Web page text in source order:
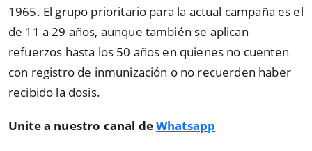
1965. El grupo prioritario para la actual campaña es el
de 11 a 29 años, aunque también se aplican
refuerzos hasta los 50 años en quienes no cuenten
con registro de inmunización o no recuerden haber
recibido la dosis.
Unite a nuestro canal deWhatsapp